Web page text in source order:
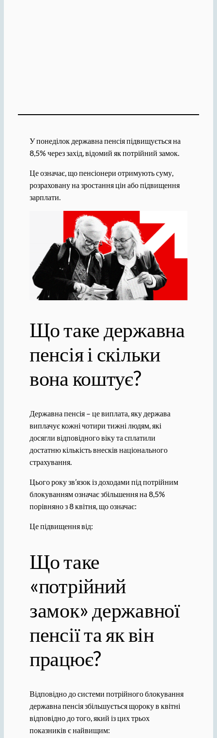
У понеділок державна пенсія підвищується на
8,5% через захід, відомий як потрійний замок.
Це означає, що пенсіонери отримують суму,
розраховану на зростання цін або підвищення
зарплати.
Що таке державна
пенсія і скільки
вона коштує?
Державна пенсія – це виплата, яку держава
виплачує кожні чотири тижні людям, які
досягли відповідного віку та сплатили
достатню кількість внесків національного
страхування.
Цього року зв’язок із доходами під потрійним
блокуванням означає збільшення на 8,5%
порівняно з 8 квітня, що означає:
Це підвищення від:
Що таке
«потрійний
замок» державної
пенсії та як він
працює?
Відповідно до системи потрійного блокування
державна пенсія збільшується щороку в квітні
відповідно до того, який із цих трьох
показників є найвищим: